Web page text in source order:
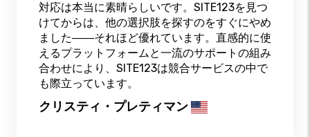
対応は本当に素晴らしいです。SITE123を見つ
けてからは、他の選択肢を探すのをすぐにやめ
ました――それほど優れています。直感的に使
えるプラットフォームと一流のサポートの組み
合わせにより、SITE123は競合サービスの中で
も際立っています。
クリスティ・プレティマン